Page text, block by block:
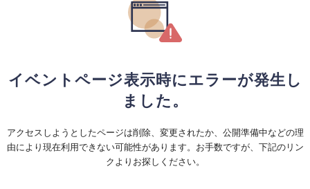
イベントページ表示時にエラーが発生し
ました。
アクセスしようとしたページは削除、変更されたか、公開準備中などの理
由により現在利用できない可能性があります。お手数ですが、下記のリン
クよりお探しください。